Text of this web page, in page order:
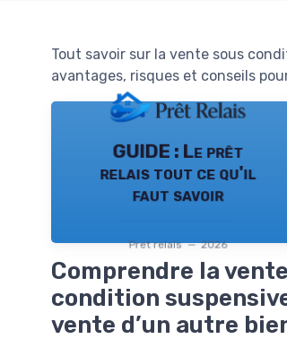
Tout savoir sur la vente sous
avantages, risques et conseils
GUIDE : Le prêt
relais tout ce qu'il
faut savoir
Pret relais — 2026
Comprendre la
condition
vente d’un autre